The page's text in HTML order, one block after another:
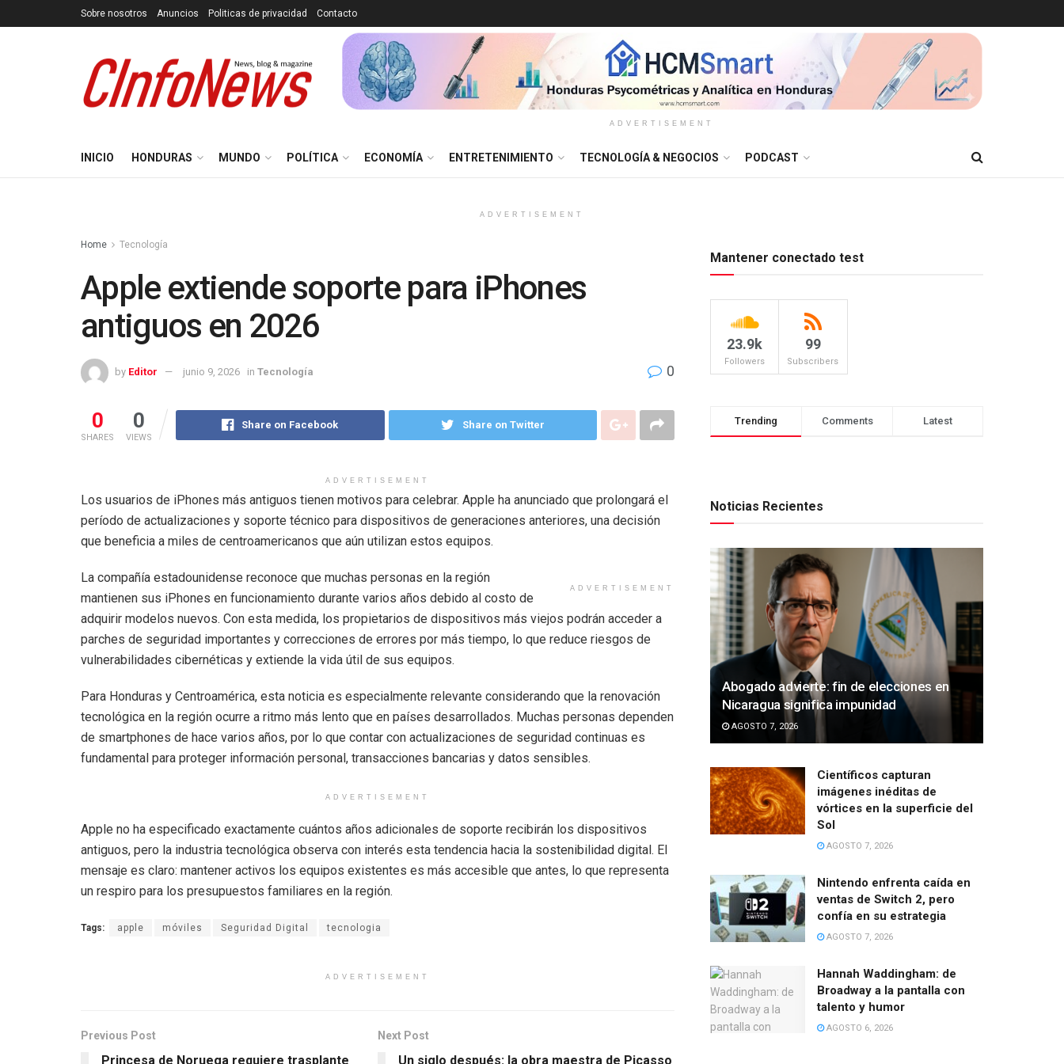
Sobre nosotros Anuncios Politicas de privacidad Contacto
ADVERTISEMENT
INICIO HONDURAS MUNDO POLÍTICA ECONOMÍA ENTRETENIMIENTO TECNOLOGÍA & NEGOCIOS PODCAST
ADVERTISEMENT
Home Tecnología
Apple extiende soporte para iPhones
antiguos en 2026
by Editor junio 9, 2026 in Tecnología 0
0
SHARES
0
VIEWS
Share on Facebook Share on Twitter
ADVERTISEMENT
Los usuarios de iPhones más antiguos tienen motivos para celebrar. Apple ha anunciado que prolongará el
período de actualizaciones y soporte técnico para dispositivos de generaciones anteriores, una decisión
que beneficia a miles de centroamericanos que aún utilizan estos equipos.
ADVERTISEMENT
La compañía estadounidense reconoce que muchas personas en la región
mantienen sus iPhones en funcionamiento durante varios años debido al costo de
adquirir modelos nuevos. Con esta medida, los propietarios de dispositivos más viejos podrán acceder a
parches de seguridad importantes y correcciones de errores por más tiempo, lo que reduce riesgos de
vulnerabilidades cibernéticas y extiende la vida útil de sus equipos.
Para Honduras y Centroamérica, esta noticia es especialmente relevante considerando que la renovación
tecnológica en la región ocurre a ritmo más lento que en países desarrollados. Muchas personas dependen
de smartphones de hace varios años, por lo que contar con actualizaciones de seguridad continuas es
fundamental para proteger información personal, transacciones bancarias y datos sensibles.
ADVERTISEMENT
Apple no ha especificado exactamente cuántos años adicionales de soporte recibirán los dispositivos
antiguos, pero la industria tecnológica observa con interés esta tendencia hacia la sostenibilidad digital. El
mensaje es claro: mantener activos los equipos existentes es más accesible que antes, lo que representa
un respiro para los presupuestos familiares en la región.
Tags: apple móviles Seguridad Digital tecnologia
ADVERTISEMENT
Previous Post
Princesa de Noruega requiere trasplante
Next Post
Un siglo después: la obra maestra de Picasso
Mantener conectado test
23.9k
Followers
99
Subscribers
Trending Comments Latest
Noticias Recientes
Abogado advierte: fin de elecciones en
Nicaragua significa impunidad
AGOSTO 7, 2026
Científicos capturan
imágenes inéditas de
vórtices en la superficie del
Sol
AGOSTO 7, 2026
Nintendo enfrenta caída en
ventas de Switch 2, pero
confía en su estrategia
AGOSTO 7, 2026
Hannah Waddingham: de
Broadway a la pantalla con
talento y humor
AGOSTO 6, 2026